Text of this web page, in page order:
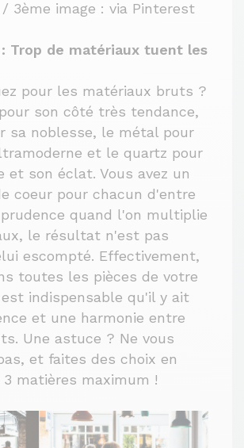
3ème image : via Pinterest
: Trop de matériaux tuent les
pour les matériaux bruts ?
son côté très tendance,
sa noblesse, le métal pour
et le quartz pour
et son éclat. Vous avez un
coeur pour chacun d'entre
quand l'on multiplie
le résultat n'est pas
escompté. Effectivement,
toutes les pièces de votre
indispensable qu'il y ait
et une harmonie entre
Une astuce ? Ne vous
et faites des choix en
matières maximum !